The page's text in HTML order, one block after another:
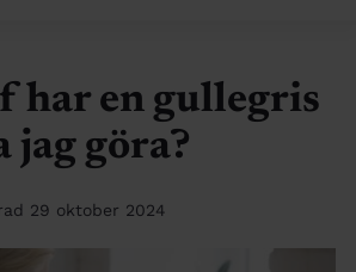
har en gullegris
jag göra?
29 oktober 2024